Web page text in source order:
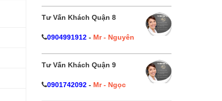
Tư Vấn Khách Quận 8
0904991912- Mr - Nguyên
Tư Vấn Khách Quận 9
0901742092- Mr - Ngọc